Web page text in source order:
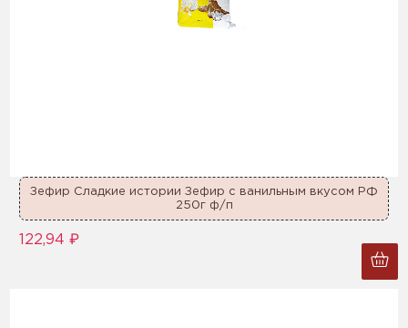
Зефир Сладкие истории Зефир с ванильным вкусом РФ
250г ф/п
122,94 ₽